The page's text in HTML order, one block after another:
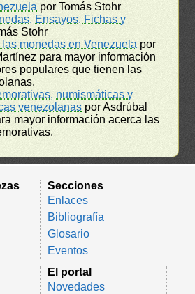
por Tomás Stohr
Ensayos, Fichas y
Stohr
monedas en Venezuela por
para mayor información
populares que tienen las
numismáticas y
venezolanas por Asdrúbal
mayor información acerca las
Secciones
Enlaces
Bibliografía
Glosario
Eventos
El portal
Novedades